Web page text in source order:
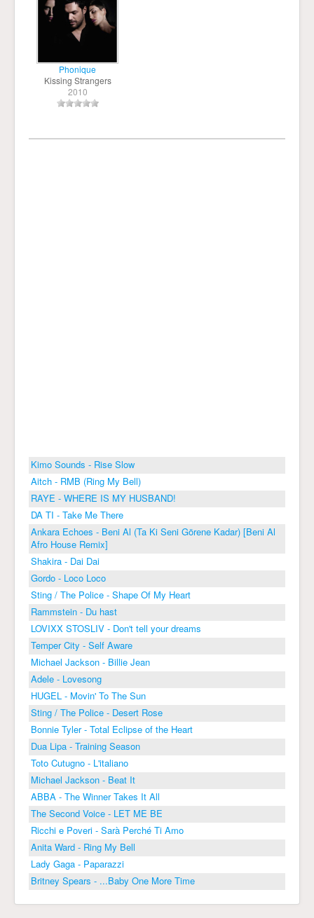
Phonique
Kissing Strangers
2010
Kimo Sounds - Rise Slow
Aitch - RMB (Ring My Bell)
RAYE - WHERE IS MY HUSBAND!
DA TI - Take Me There
Ankara Echoes - Beni Al (Ta Ki Seni Görene Kadar) [Beni Al
Afro House Remix]
Shakira - Dai Dai
Gordo - Loco Loco
Sting / The Police - Shape Of My Heart
Rammstein - Du hast
LOVIXX STOSLIV - Don't tell your dreams
Temper City - Self Aware
Michael Jackson - Billie Jean
Adele - Lovesong
HUGEL - Movin' To The Sun
Sting / The Police - Desert Rose
Bonnie Tyler - Total Eclipse of the Heart
Dua Lipa - Training Season
Toto Cutugno - L'italiano
Michael Jackson - Beat It
ABBA - The Winner Takes It All
The Second Voice - LET ME BE
Ricchi e Poveri - Sarà Perché Ti Amo
Anita Ward - Ring My Bell
Lady Gaga - Paparazzi
Britney Spears - ...Baby One More Time